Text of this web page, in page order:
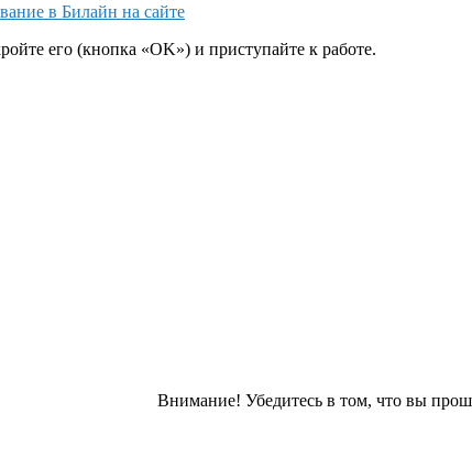
в Билайн на сайте
его (кнопка «OK») и приступайте к работе.
Внимание! Убедитесь в том, что вы